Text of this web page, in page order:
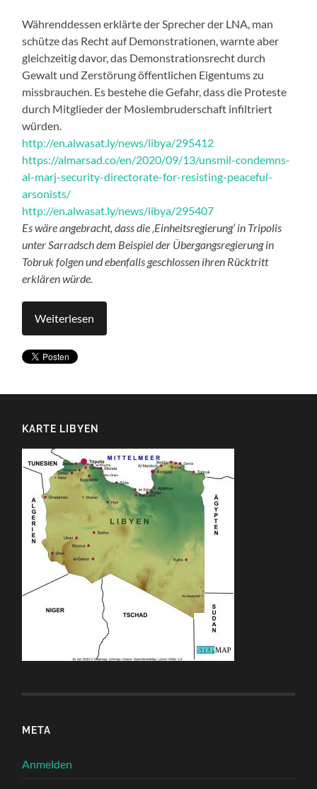
Währenddessen erklärte der Sprecher der LNA, man
schütze das Recht auf Demonstrationen, warnte aber
gleichzeitig davor, das Demonstrationsrecht durch
Gewalt und Zerstörung öffentlichen Eigentums zu
missbrauchen. Es bestehe die Gefahr, dass die Proteste
durch Mitglieder der Moslembruderschaft infiltriert
würden.
http://en.alwasat.ly/news/libya/295412
https://almarsad.co/en/2020/09/13/unsmil-condemns-
al-marj-security-directorate-for-resisting-peaceful-
arsonists/
http://en.alwasat.ly/news/libya/295407
Es wäre angebracht,dassdie ‚Einheitsregierung‘ in Tripolis
unter Sarradsch dem Beispiel der Übergangsregierung in
Tobruk folgen und ebenfalls geschlossen ihren Rücktritt
erklären würde.
Weiterlesen
KARTE LIBYEN
META
Anmelden